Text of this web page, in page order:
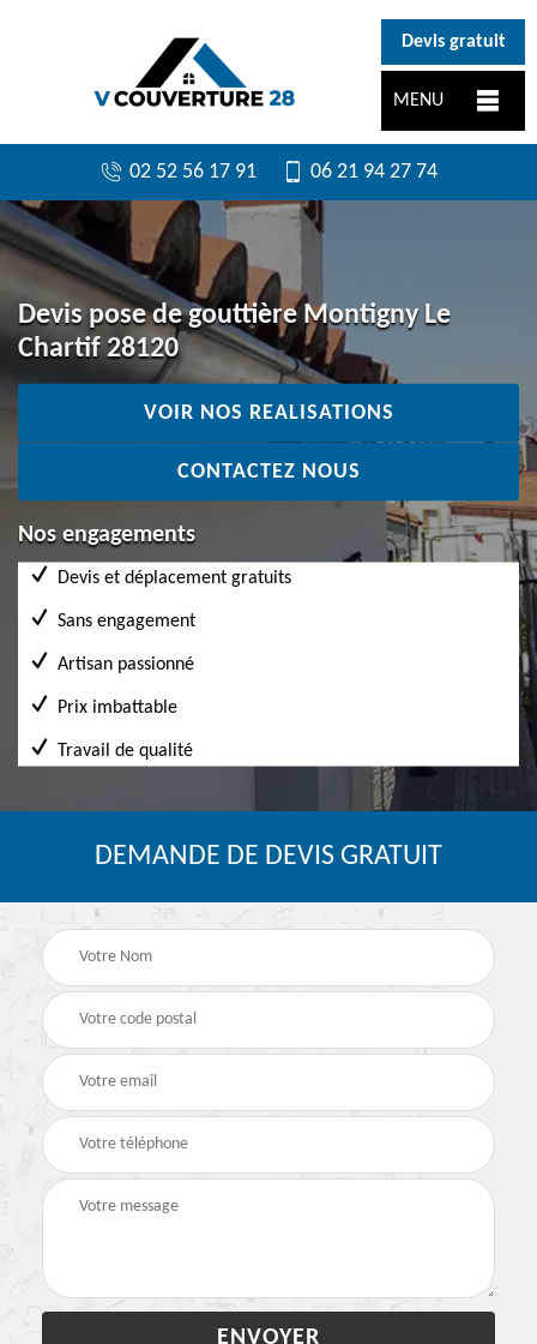
Devis gratuit
MENU
02 52 56 17 91 06 21 94 27 74
Devis pose de gouttière Montigny Le
Chartif 28120
VOIR NOS REALISATIONS
CONTACTEZ NOUS
Nos engagements
Devis et déplacement gratuits
Sans engagement
Artisan passionné
Prix imbattable
Travail de qualité
DEMANDE DE DEVIS GRATUIT